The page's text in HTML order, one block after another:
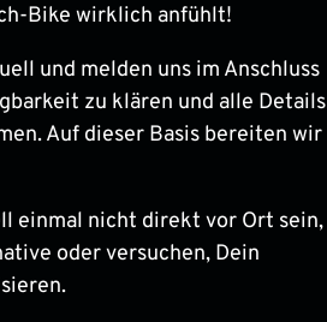
Bike wirklich anfühlt!
und melden uns im Anschluss
zu klären und alle Details
Auf dieser Basis bereiten wir
einmal nicht direkt vor Ort sein,
oder versuchen, Dein